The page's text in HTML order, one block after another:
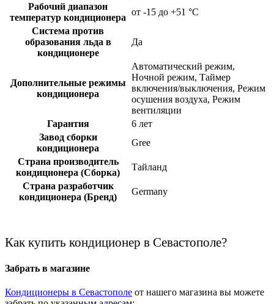
Рабочий диапазон
температур кондиционера
от -15 до +51 °C
Система против
образования льда в
кондиционере
Да
Дополнительные режимы
кондиционера
Автоматический режим,
Ночной режим, Таймер
включения/выключения, Режим
осушения воздуха, Режим
вентиляции
Гарантия
6 лет
Завод сборки
кондиционера
Gree
Страна производитель
кондиционера (Сборка)
Тайланд
Страна разработчик
кондиционера (Бренд)
Germany
Как купить кондиционер в Севастополе?
Забрать в магазине
Кондиционеры в Севастополе от нашего магазина вы можете